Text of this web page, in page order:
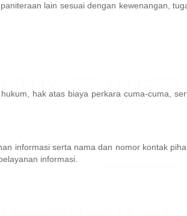
lain sesuai dengan kewenangan,
hak atas biaya perkara cuma-cuma,
informasi serta nama dan nomor kontak
informasi.